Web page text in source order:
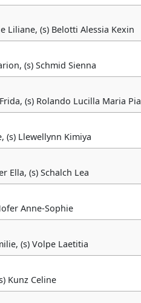
Liliane, (s) Belotti Alessia Kexin
(s) Schmid Sienna
(s) Rolando Lucilla Maria Pia
(s) Llewellynn Kimiya
Ella, (s) Schalch Lea
Anne-Sophie
(s) Volpe Laetitia
Kunz Celine